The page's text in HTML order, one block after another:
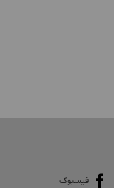
فیسبوک